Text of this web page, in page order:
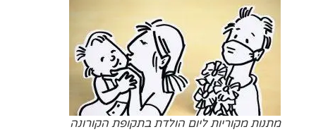
מתנות מקוריות ליום הולדת בתקופת הקורונה